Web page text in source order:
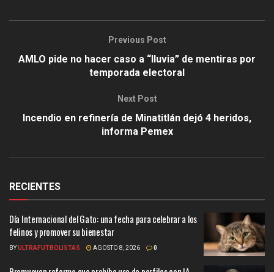
Previous Post
AMLO pide no hacer caso a “lluvia” de mentiras por
temporada electoral
Next Post
Incendio en refinería de Minatitlán dejó 4 heridos,
informa Pemex
RECIENTES
Día Internacional del Gato: una fecha para celebrar a los
felinos y promover su bienestar
BYULTRAFUTBOLISTAS AGOSTO 8, 2026 0